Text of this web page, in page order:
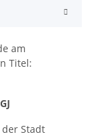
am
Titel:
Stadt